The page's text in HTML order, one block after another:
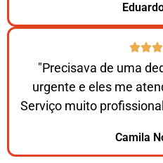
"Precisava de uma
urgente e eles me
Serviço muito
Camila